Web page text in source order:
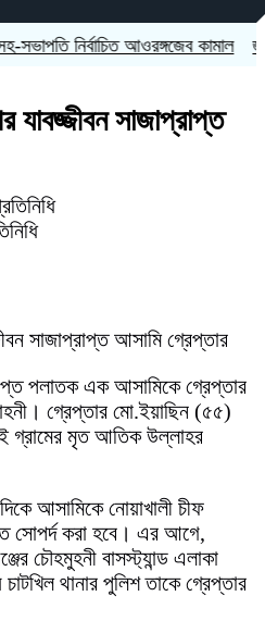
নির্বাচিত আওরঙ্গজেব কামাল
যাবজ্জীবন সাজাপ্রাপ্ত
সাজাপ্রাপ্ত আসামি গ্রেপ্তার
পলাতক এক আসামিকে গ্রেপ্তার
গ্রেপ্তার মো.ইয়াছিন (৫৫)
গ্রামের মৃত আতিক উল্লাহর
আসামিকে নোয়াখালী চীফ
সোপর্দ করা হবে। এর আগে,
চৌহমুহনী বাসস্ট্যান্ড এলাকা
থানার পুলিশ তাকে গ্রেপ্তার